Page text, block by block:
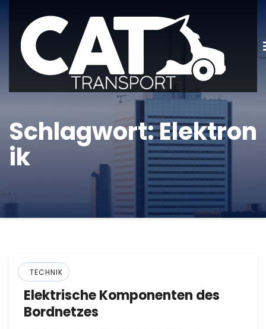
Schlagwort:Elektron
ik
TECHNIK
Elektrische Komponenten des
Bordnetzes